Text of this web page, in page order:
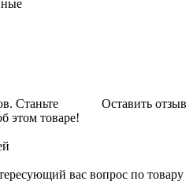
Оставить отзыв
Станьте
этом товаре!
вас вопрос по товару